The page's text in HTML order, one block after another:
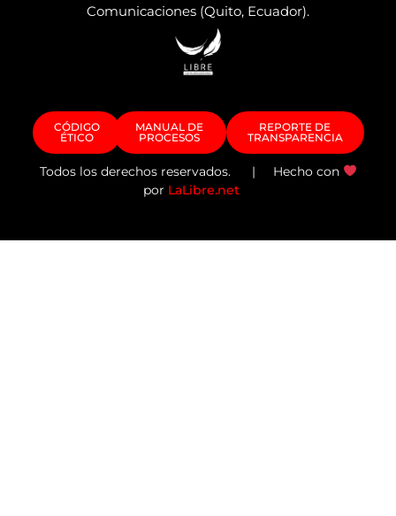
Comunicaciones (Quito, Ecuador).
CÓDIGO
ÉTICO
MANUAL DE
PROCESOS
REPORTE DE
TRANSPARENCIA
Todos los derechos reservados. | Hecho con
por LaLibre.net